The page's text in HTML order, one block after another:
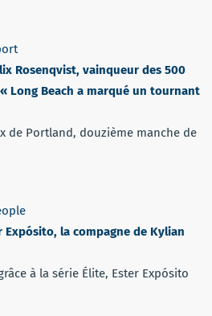
Rosenqvist, vainqueur des 500
Long Beach a marqué un tournant
de Portland, douzième manche de
Expósito, la compagne de Kylian
à la série Élite, Ester Expósito